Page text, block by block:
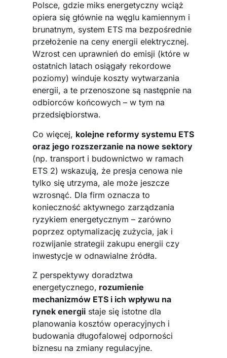
Polsce, gdzie miks energetyczny wciąż
opiera się głównie na węglu kamiennym i
brunatnym, system ETS ma bezpośrednie
przełożenie na ceny energii elektrycznej.
Wzrost cen uprawnień do emisji (które w
ostatnich latach osiągały rekordowe
poziomy) winduje koszty wytwarzania
energii, a te przenoszone są następnie na
odbiorców końcowych – w tym na
przedsiębiorstwa.
Co więcej, kolejne reformy systemu ETS
oraz jego rozszerzanie na nowe sektory
(np. transport i budownictwo w ramach
ETS 2) wskazują, że presja cenowa nie
tylko się utrzyma, ale może jeszcze
wzrosnąć. Dla firm oznacza to
konieczność aktywnego zarządzania
ryzykiem energetycznym – zarówno
poprzez optymalizację zużycia, jak i
rozwijanie strategii zakupu energii czy
inwestycje w odnawialne źródła.
Z perspektywy doradztwa
energetycznego, rozumienie
mechanizmów ETS i ich wpływu na
rynek energiistaje się istotne dla
planowania kosztów operacyjnych i
budowania długofalowej odporności
biznesu na zmiany regulacyjne.